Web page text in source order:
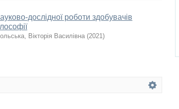
дослідної роботи здобувачів
Вікторія Василівна (2021)